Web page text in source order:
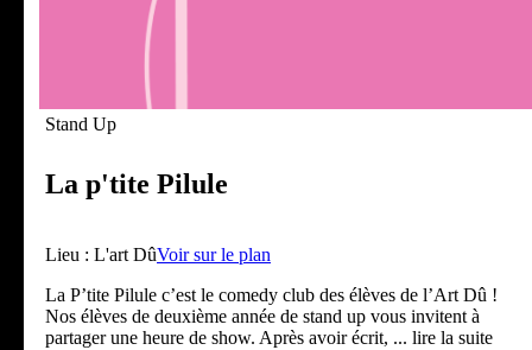
Stand Up
La p'tite Pilule
Lieu : L'art DûVoir sur le plan
La P’tite Pilule c’est le comedy club des élèves de l’Art Dû !
Nos élèves de deuxième année de stand up vous invitent à
partager une heure de show. Après avoir écrit, ... lire la suite